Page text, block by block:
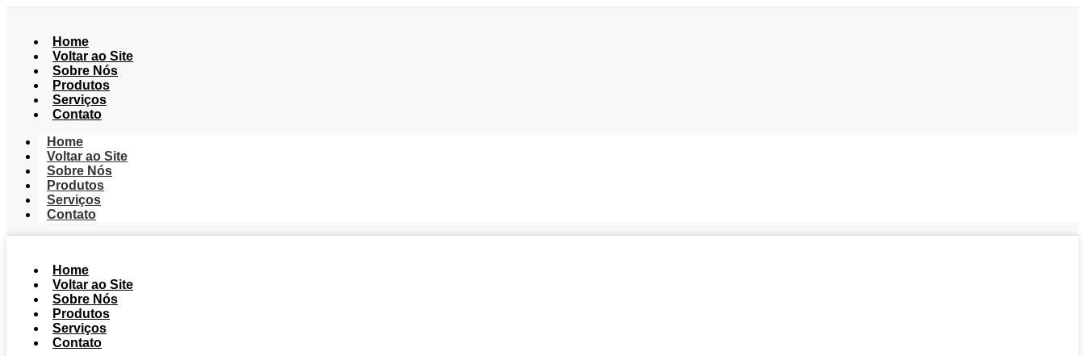
Home
Voltar ao Site
Sobre Nós
Produtos
Serviços
Contato
Home
Voltar ao Site
Sobre Nós
Produtos
Serviços
Contato
Home
Voltar ao Site
Sobre Nós
Produtos
Serviços
Contato